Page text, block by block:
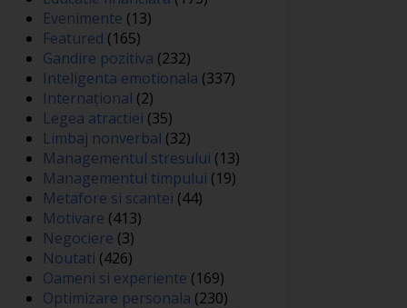
Evenimente (13)
Featured (165)
Gandire pozitiva (232)
Inteligenta emotionala (337)
Internațional (2)
Legea atractiei (35)
Limbaj nonverbal (32)
Managementul stresului (13)
Managementul timpului (19)
Metafore si scantei (44)
Motivare (413)
Negociere (3)
Noutati (426)
Oameni si experiente (169)
Optimizare personala (230)